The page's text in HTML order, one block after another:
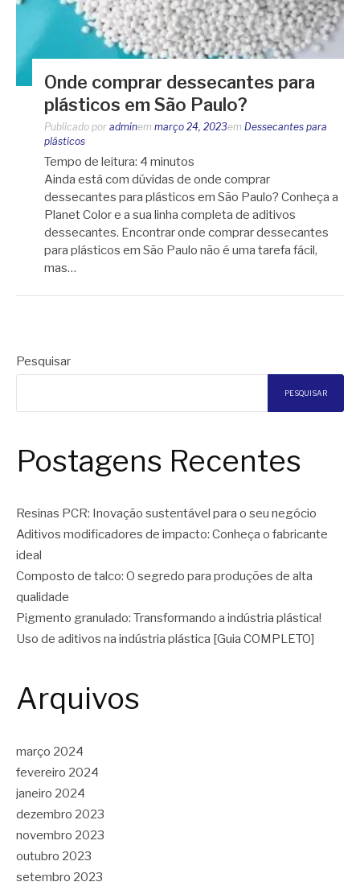
Onde comprar dessecantes para
plásticos em São Paulo?
Publicado por adminem março 24, 2023em Dessecantes para
plásticos
Tempo de leitura: 4 minutos
Ainda está com dúvidas de onde comprar
dessecantes para plásticos em São Paulo? Conheça a
Planet Color e a sua linha completa de aditivos
dessecantes. Encontrar onde comprar dessecantes
para plásticos em São Paulo não é uma tarefa fácil,
mas…
Pesquisar
PESQUISAR
Postagens Recentes
Resinas PCR: Inovação sustentável para o seu negócio
Aditivos modificadores de impacto: Conheça o fabricante
ideal
Composto de talco: O segredo para produções de alta
qualidade
Pigmento granulado: Transformando a indústria plástica!
Uso de aditivos na indústria plástica [Guia COMPLETO]
Arquivos
março 2024
fevereiro 2024
janeiro 2024
dezembro 2023
novembro 2023
outubro 2023
setembro 2023